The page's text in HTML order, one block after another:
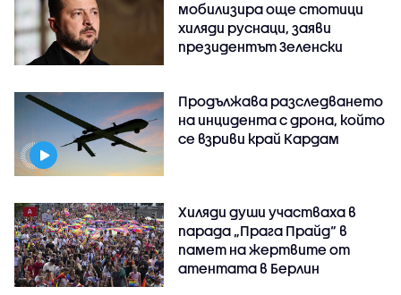
мобилизира още стотици
хиляди руснаци, заяви
президентът Зеленски
Продължава разследването
на инцидента с дрона, който
се взриви край Кардам
Хиляди души участваха в
парада „Прага Прайд“ в
памет на жертвите от
атентата в Берлин